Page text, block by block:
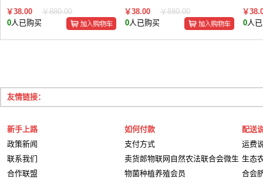
￥38.00
￥880.00
0人已购买
￥38.00
￥880.00
0人已购买
￥
0人
友情链接：
新手上路
政策新闻
联系我们
合作联盟
如何付款
支付方式
卖货郎物联网自然农法联合会微生
物菌种植养殖会员
配送
运费
生态
合会